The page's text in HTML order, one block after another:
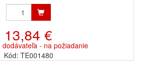
13,84 €
- na požiadanie
Kód: TE001480